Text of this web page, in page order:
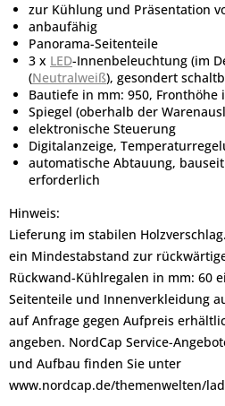
zur Kühlung und Präsentation
anbaufähig
Panorama-Seitenteile
3 x LED-Innenbeleuchtung (im
(Neutralweiß), gesondert
Bautiefe in mm: 950, Fronthöhe
Spiegel (oberhalb der
elektronische Steuerung
Digitalanzeige,
automatische Abtauung,
erforderlich
Hinweis:
Lieferung im stabilen
ein Mindestabstand zur
Rückwand-Kühlregalen in mm: 60
Seitenteile und Innenverkleidung
auf Anfrage gegen Aufpreis
angeben. NordCap Service-
und Aufbau finden Sie unter
www.nordcap.de/themenwelten/